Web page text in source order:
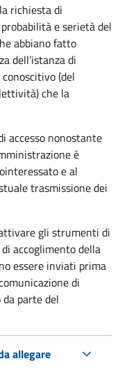
richiesta di
e serietà del
abbiano fatto
dell’istanza di
(del
che la
accesso nonostante
è
e al
trasmissione dei
gli strumenti di
accoglimento della
essere inviati prima
di
parte del
allegare